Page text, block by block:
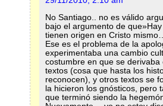
No Santiago.. no es válido
bajo el argumento de
tienen origen en Cristo
Ese es el problema de la
experimentaba una cambio
costumbre en que se
textos (cosa que hasta los
reconocen), y otros textos se
la hicieron los gnósticos, pero
que terminó siendo la